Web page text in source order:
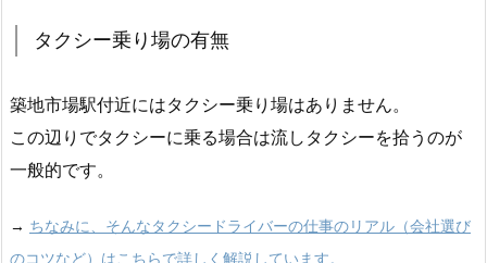
タクシー乗り場の有無
築地市場駅付近にはタクシー乗り場はありません。
この辺りでタクシーに乗る場合は流しタクシーを拾うのが
一般的です。
→ ちなみに、そんなタクシードライバーの仕事のリアル（会社選び
のコツなど）はこちらで詳しく解説しています。